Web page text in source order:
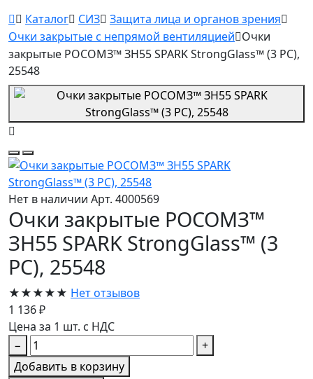
Каталог
СИЗ
Защита лица и органов зрения
Очки закрытые с непрямой вентиляцией Очки
закрытые РОСОМЗ™ ЗН55 SPARK StrongGlass™ (3 PC),
25548
Нет в наличии Арт. 4000569
Очки закрытые РОСОМЗ™
ЗН55 SPARK StrongGlass™ (3
PC), 25548
★★★★★ Нет отзывов
1 136 ₽
Цена за 1 шт. с НДС
−
+
Добавить в корзину